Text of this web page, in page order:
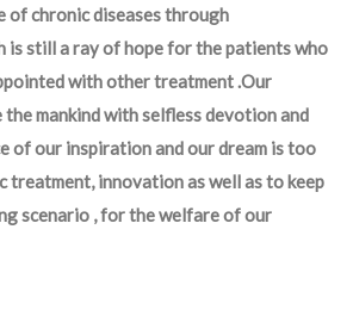
of chronic diseases through
is still a ray of hope for the patients who
with other treatment .Our
mankind with selfless devotion and
of our inspiration and our dream is too
treatment, innovation as well as to keep
scenario , for the welfare of our